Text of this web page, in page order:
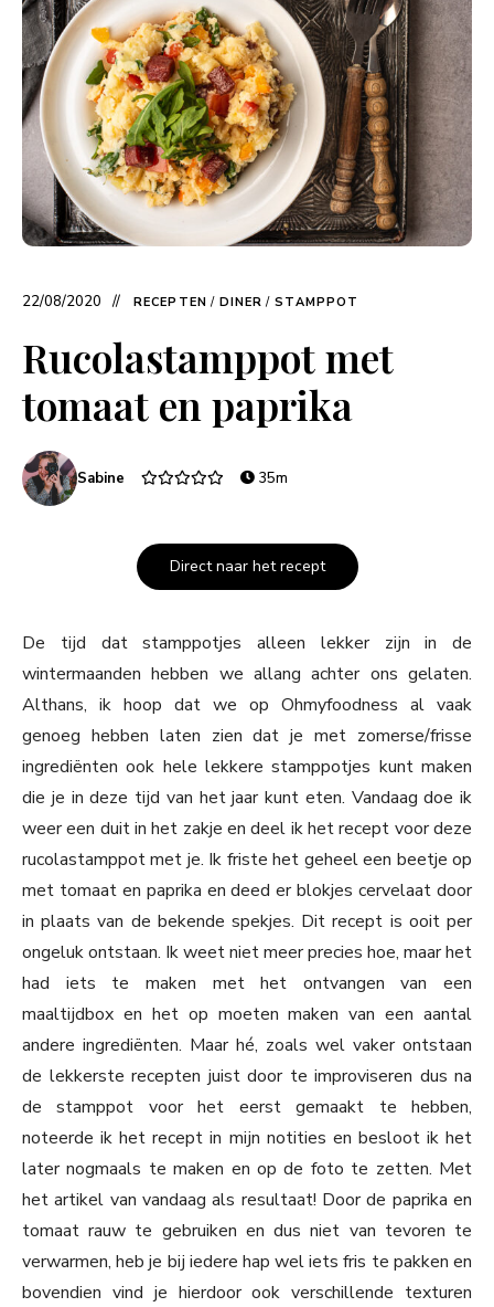
22/08/2020 RECEPTEN / DINER / STAMPPOT
Rucolastamppot met
tomaat en paprika
Sabine 35m
Direct naar het recept
De tijd dat stamppotjes alleen lekker zijn in de
wintermaanden hebben we allang achter ons gelaten.
Althans, ik hoop dat we op Ohmyfoodness al vaak
genoeg hebben laten zien dat je met zomerse/frisse
ingrediënten ook hele lekkere stamppotjes kunt maken
die je in deze tijd van het jaar kunt eten. Vandaag doe ik
weer een duit in het zakje en deel ik het recept voor deze
rucolastamppot met je. Ik friste het geheel een beetje op
met tomaat en paprika en deed er blokjes cervelaat door
in plaats van de bekende spekjes. Dit recept is ooit per
ongeluk ontstaan. Ik weet niet meer precies hoe, maar het
had iets te maken met het ontvangen van een
maaltijdbox en het op moeten maken van een aantal
andere ingrediënten. Maar hé, zoals wel vaker ontstaan
de lekkerste recepten juist door te improviseren dus na
de stamppot voor het eerst gemaakt te hebben,
noteerde ik het recept in mijn notities en besloot ik het
later nogmaals te maken en op de foto te zetten. Met
het artikel van vandaag als resultaat! Door de paprika en
tomaat rauw te gebruiken en dus niet van tevoren te
verwarmen, heb je bij iedere hap wel iets fris te pakken en
bovendien vind je hierdoor ook verschillende texturen